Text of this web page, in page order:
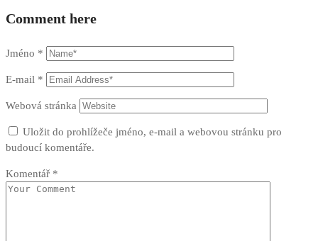
Comment here
Jméno *
E-mail *
Webová stránka
Uložit do prohlížeče jméno, e-mail a webovou stránku pro
budoucí komentáře.
Komentář *